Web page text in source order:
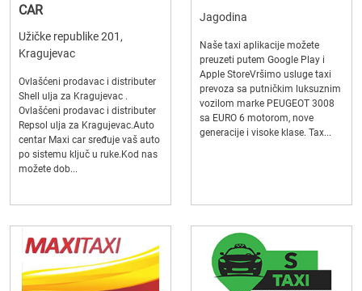
CAR
Užičke republike 201,
Kragujevac
Ovlašćeni prodavac i distributer
Shell ulja za Kragujevac .
Ovlašćeni prodavac i distributer
Repsol ulja za Kragujevac.Auto
centar Maxi car sređuje vaš auto
po sistemu ključ u ruke.Kod nas
možete dob...
Jagodina
Naše taxi aplikacije možete
preuzeti putem Google Play i
Apple StoreVršimo usluge taxi
prevoza sa putničkim luksuznim
vozilom marke PEUGEOT 3008
sa EURO 6 motorom, nove
generacije i visoke klase. Tax...